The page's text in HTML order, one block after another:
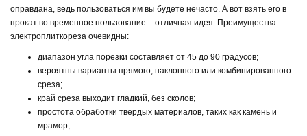
оправдана, ведь пользоваться им вы будете нечасто. А вот взять его в
прокат во временное пользование – отличная идея. Преимущества
электроплиткореза очевидны:
диапазон угла порезки составляет от 45 до 90 градусов;
вероятны варианты прямого, наклонного или комбинированного
среза;
край среза выходит гладкий, без сколов;
простота обработки твердых материалов, таких как камень и
мрамор;